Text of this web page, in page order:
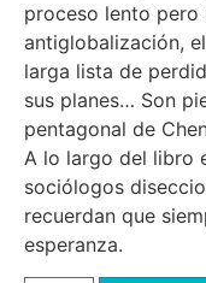
proceso lento pero
antiglobalización,
larga lista de
sus planes… Son
pentagonal de
A lo largo del libro
sociólogos
recuerdan que
esperanza.